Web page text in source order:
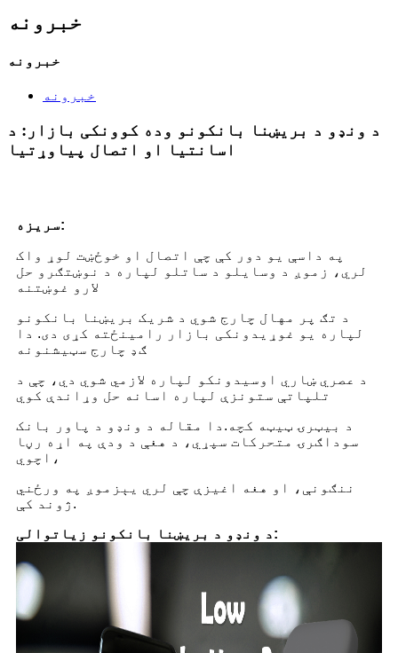
خبرونه
خبرونه
خبرونه
د ونډو د بریښنا بانکونو وده کوونکی بازار: د
اسانتیا او اتصال پیاوړتیا
سریزه:
په داسې یو دور کې چې اتصال او خوځښت لوړ واک
لري، زموږ د وسایلو د ساتلو لپاره د نوښتګرو حل
لارو غوښتنه
د تګ پر مهال چارج شوي د شریک بریښنا بانکونو
لپاره یو غوړیدونکی بازار رامینځته کړی دی. دا
ګډ چارج سټیشنونه
د عصري ښاري اوسیدونکو لپاره لازمي شوي دي، چې د
تلپاتې ستونزې لپاره اسانه حل وړاندې کوي
د بیټرۍ ټیټه کچه. دا مقاله د ونډو د پاور بانک
سوداګرۍ متحرکات سپړي، د هغې د ودې په اړه رڼا
اچوي،
ننګونې، او هغه اغیزې چې لري یې زموږ په ورځني
ژوند کې.
د ونډو د بریښنا بانکونو زیاتوالی: